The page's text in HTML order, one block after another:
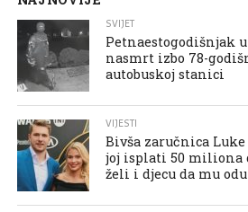
SVIJET
Petnaestogodišnjak
nasmrt izbo 78-
autobuskoj stanici
VIJESTI
Bivša zaručnica
joj isplati 50 miliona
želi i djecu da mu